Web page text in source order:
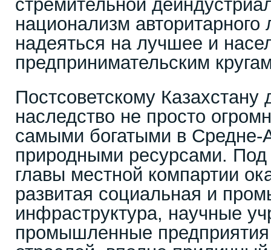
стремительной
национализм авторитарного
надеяться на лучшее и
предпринимательским
Постсоветскому Казахстану
наследство не просто
самыми богатыми в Средне-
природными ресурсами.
главы местной компартии
развитая социальная и
инфраструктура, научные
промышленные